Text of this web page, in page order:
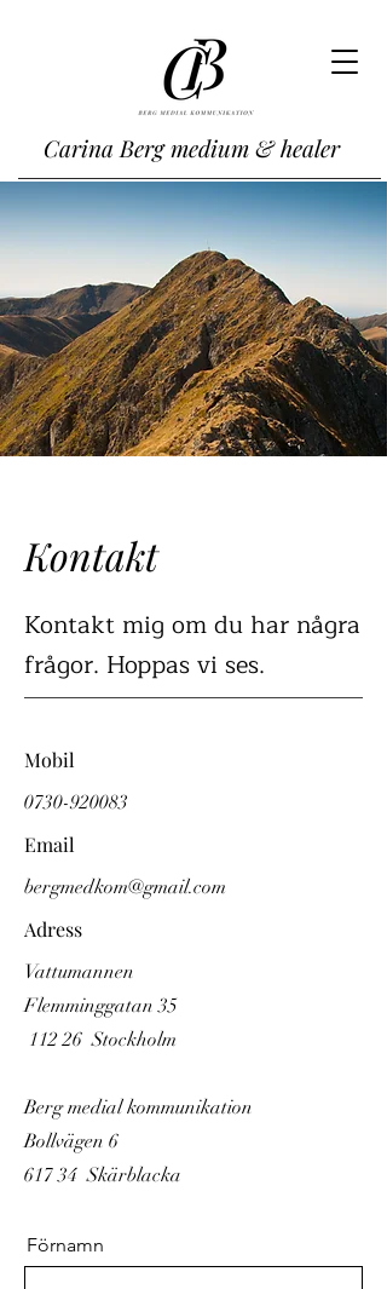
Carina Berg medium & healer
Kontakt
Kontakt mig om du har några
frågor. Hoppas vi ses.
Mobil
0730-920083
Email
bergmedkom@gmail.com
Adress
Vattumannen
Flemminggatan 35
112 26 Stockholm
Berg medial kommunikation
Bollvägen 6
617 34 Skärblacka
Förnamn